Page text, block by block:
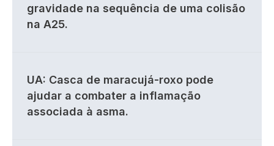
gravidade na sequência de uma colisão
na A25.
UA: Casca de maracujá-roxo pode
ajudar a combater a inflamação
associada à asma.